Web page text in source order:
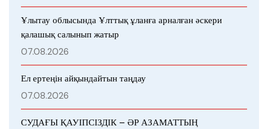
Ұлытау облысында Ұлттық ұланға арналған әскери
қалашық салынып жатыр
07.08.2026
Ел ертеңін айқындайтын таңдау
07.08.2026
СУДАҒЫ ҚАУІПСІЗДІК – ӘР АЗАМАТТЫҢ